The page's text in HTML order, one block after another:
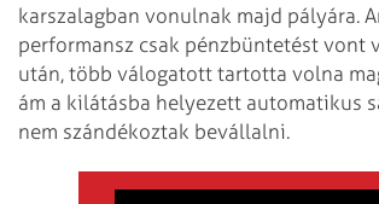
karszalagban vonulnak majd pályára.
performansz csak pénzbüntetést vont
után, több válogatott tartotta volna
ám a kilátásba helyezett automatikus
nem szándékoztak bevállalni.